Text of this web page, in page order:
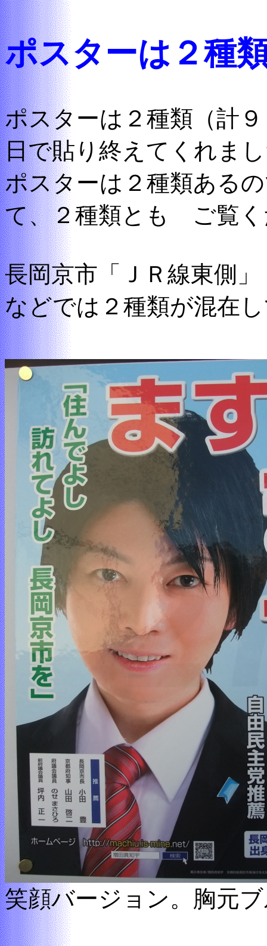
ポスターは２種
ポスターは２種類（計
日で貼り終えてくれま
ポスターは２種類ある
て、２種類とも ご覧く
長岡京市「ＪＲ線東側
などでは２種類が混在
笑顔バージョン。胸元